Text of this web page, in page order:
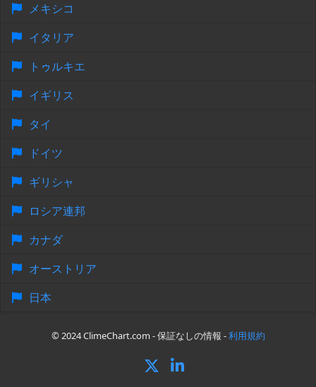
メキシコ
イタリア
トゥルキエ
イギリス
タイ
ドイツ
ギリシャ
ロシア連邦
カナダ
オーストリア
日本
© 2024 ClimeChart.com - 保証なしの情報 -利用規約